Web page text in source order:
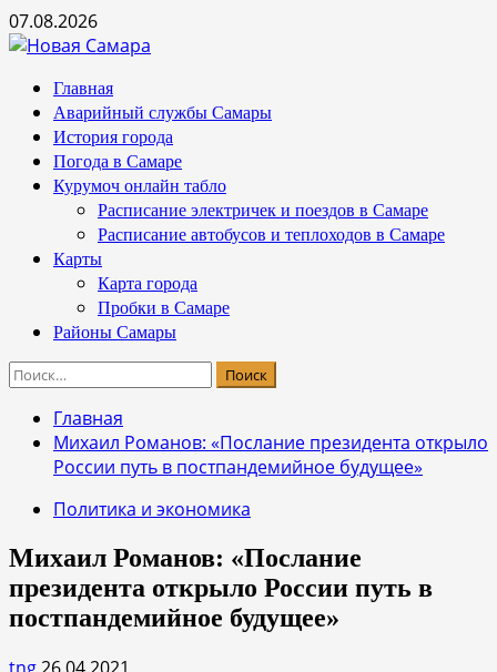
Перейти
к
07.08.2026
Основное
меню
Главная
Аварийный службы Самары
История города
Погода в Самаре
Курумоч онлайн табло
Расписание электричек и поездов в Самаре
Расписание автобусов и теплоходов в Самаре
Карты
Карта города
Пробки в Самаре
Районы Самары
Найти:
Главная
Михаил Романов: «Послание президента открыло
России путь в постпандемийное будущее»
Политика и экономика
Михаил Романов: «Послание
президента открыло России путь в
постпандемийное будущее»